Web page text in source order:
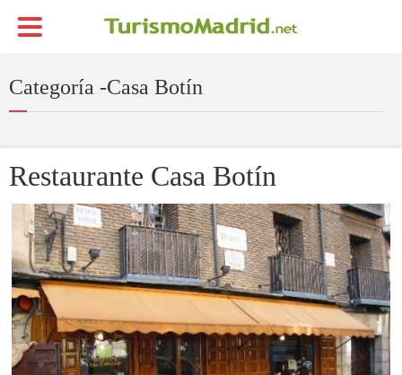
Categoría -Casa Botín
Restaurante Casa Botín